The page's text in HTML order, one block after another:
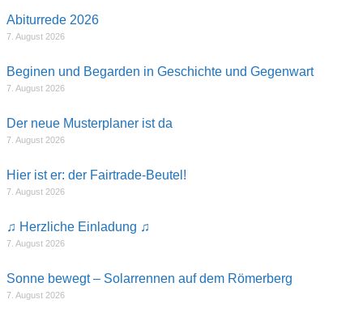
Abiturrede 2026
7. August 2026
Beginen und Begarden in Geschichte und Gegenwart
7. August 2026
Der neue Musterplaner ist da
7. August 2026
Hier ist er: der Fairtrade-Beutel!
7. August 2026
♫ Herzliche Einladung ♫
7. August 2026
Sonne bewegt – Solarrennen auf dem Römerberg
7. August 2026